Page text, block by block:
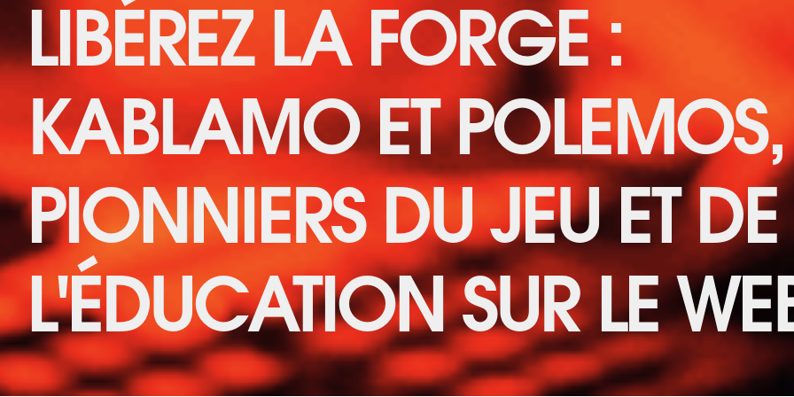
LIBÉREZ LA FORGE :
KABLAMO ET POLEMOS,
PIONNIERS DU JEU ET DE
L'ÉDUCATION SUR LE